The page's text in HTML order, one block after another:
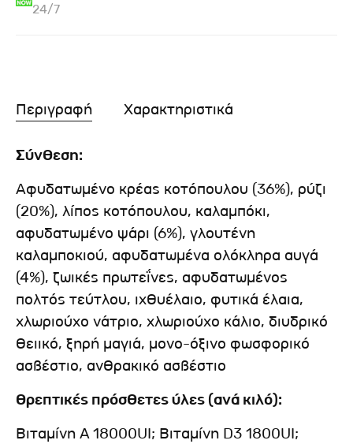
24/7
Περιγραφή Χαρακτηριστικά
Σύνθεση:
Αφυδατωμένο κρέας κοτόπουλου (36%), ρύζι
(20%), λίπος κοτόπουλου, καλαμπόκι,
αφυδατωμένο ψάρι (6%), γλουτένη
καλαμποκιού, αφυδατωμένα ολόκληρα αυγά
(4%), ζωικές πρωτεΐνες, αφυδατωμένος
πολτός τεύτλου, ιχθυέλαιο, φυτικά έλαια,
χλωριούχο νάτριο, χλωριούχο κάλιο, διυδρικό
θειικό, ξηρή μαγιά, μονο-όξινο φωσφορικό
ασβέστιο, ανθρακικό ασβέστιο
Θρεπτικές πρόσθετες ύλες (ανά κιλό):
Βιταμίνη A 18000UI; Βιταμίνη D3 1800UI;